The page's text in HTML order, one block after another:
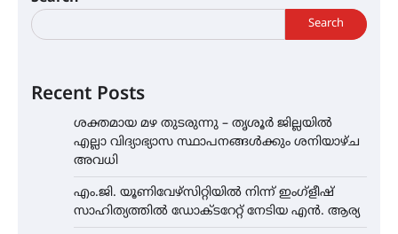
Search
Recent Posts
ശക്തമായ മഴ തുടരുന്നു – തൃശൂർ ജില്ലയിൽ
എല്ലാ വിദ്യാഭ്യാസ സ്ഥാപനങ്ങൾക്കും ശനിയാഴ്ച
അവധി
എം.ജി. യൂണിവേഴ്‌സിറ്റിയിൽ നിന്ന് ഇംഗ്ളീഷ്
സാഹിത്യത്തിൽ ഡോക്ടറേറ്റ് നേടിയ എൻ. ആര്യ